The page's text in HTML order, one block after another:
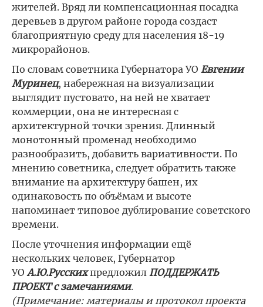
жителей. Вряд ли компенсационная посадка
деревьев в другом районе города создаст
благоприятную среду для населения 18-19
микрорайонов.
По словам советника Губернатора УО Евгении
Муринец, набережная на визуализации
выглядит пустовато, на ней не хватает
коммерции, она не интересная с
архитектурной точки зрения. Длинный
монотонный променад необходимо
разнообразить, добавить вариативности. По
мнению советника, следует обратить также
внимание на архитектуру башен, их
одинаковость по объёмам и высоте
напоминает типовое дублирование советского
времени.
После уточнения информации ещё
нескольких человек, Губернатор
УОА.Ю.Русскихпредложил ПОДДЕРЖАТЬ
ПРОЕКТ с замечаниями.
(Примечание: материалы и протокол проекта